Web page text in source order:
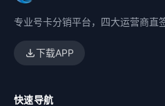
专业号卡分销平台，四大运营商直
下载APP
快速导航